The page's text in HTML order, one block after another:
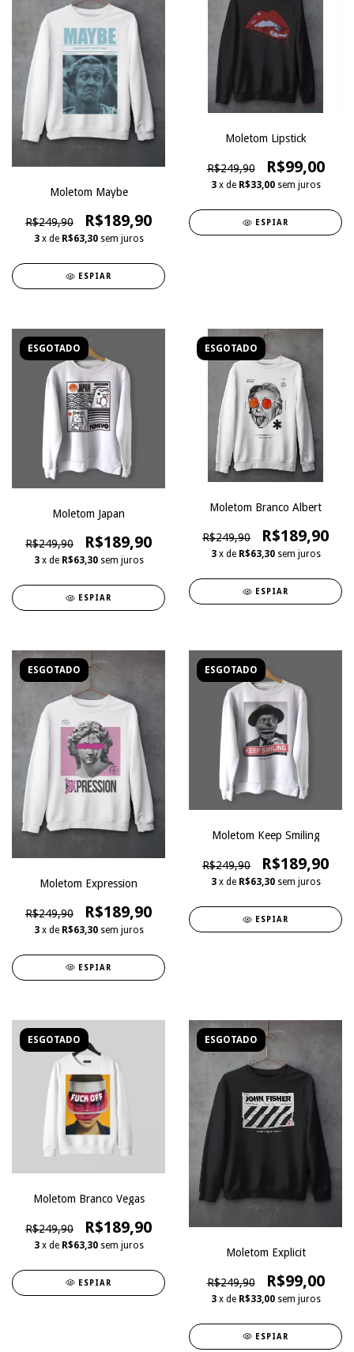
Moletom Maybe
R$249,90 R$189,90
3 x de R$63,30 sem juros
ESPIAR
Moletom Lipstick
R$249,90 R$99,00
3 x de R$33,00 sem juros
ESPIAR
ESGOTADO
Moletom Japan
R$249,90 R$189,90
3 x de R$63,30 sem juros
ESPIAR
ESGOTADO
Moletom Branco Albert
R$249,90 R$189,90
3 x de R$63,30 sem juros
ESPIAR
ESGOTADO
Moletom Expression
R$249,90 R$189,90
3 x de R$63,30 sem juros
ESPIAR
ESGOTADO
Moletom Keep Smiling
R$249,90 R$189,90
3 x de R$63,30 sem juros
ESPIAR
ESGOTADO
Moletom Branco Vegas
R$249,90 R$189,90
3 x de R$63,30 sem juros
ESPIAR
ESGOTADO
Moletom Explicit
R$249,90 R$99,00
3 x de R$33,00 sem juros
ESPIAR